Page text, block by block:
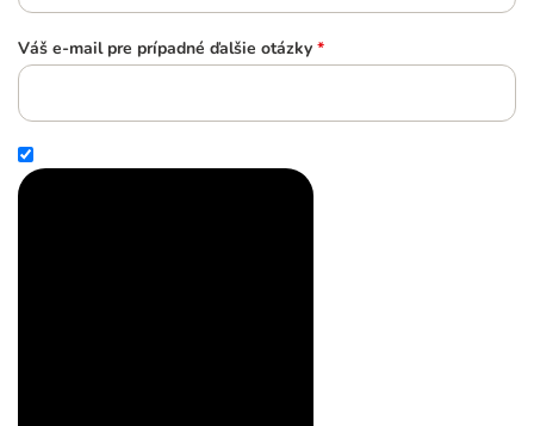
Váš e-mail pre prípadné ďalšie otázky *